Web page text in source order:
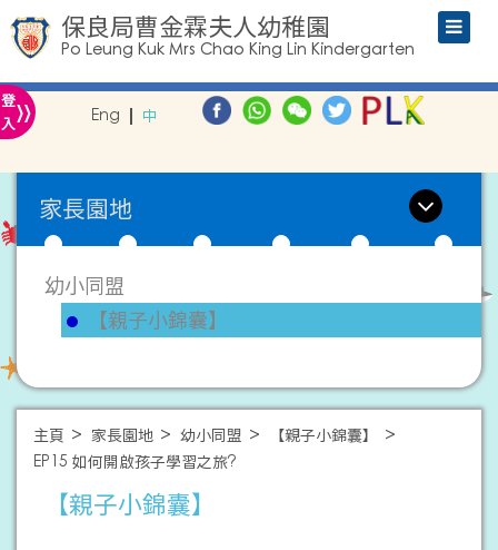
保良局曹金霖夫人幼稚園
Po Leung Kuk Mrs Chao King Lin Kindergarten
登
入» Eng 中
家長園地
幼小同盟
【親子小錦囊】
主頁 家長園地 幼小同盟
【親子小錦囊】
EP15 如何開啟孩子學習之旅?
【親子小錦囊】